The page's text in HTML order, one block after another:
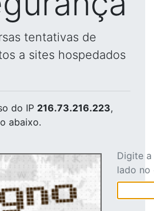
tentativas de
a sites hospedados
do IP 216.73.216.223,
abaixo.
Digite
lado no